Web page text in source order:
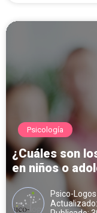
Psicología
¿Cuáles son
en niños o
Psico-Logos